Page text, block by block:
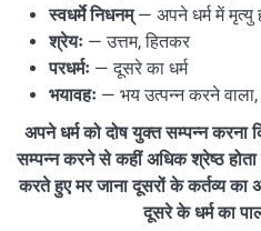
स्वधर्मे निधनम्— अपने धर्म में मृत्यु
श्रेयः — उत्तम, हितकर
परधर्मः — दूसरे का धर्म
भयावहः — भय उत्पन्न करने वाला,
अपने धर्म को दोष युक्त सम्पन्न
सम्पन्न करने से कहीं अधिक श्रेष्ठ
करते हुए मर जाना दूसरों के कर्तव्य
दूसरे के धर्म का